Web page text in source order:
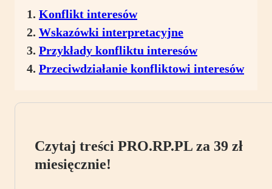
Konflikt interesów
Wskazówki interpretacyjne
Przykłady konfliktu interesów
Przeciwdziałanie konfliktowi interesów
Czytaj treści PRO.RP.PL za 39 zł
miesięcznie!